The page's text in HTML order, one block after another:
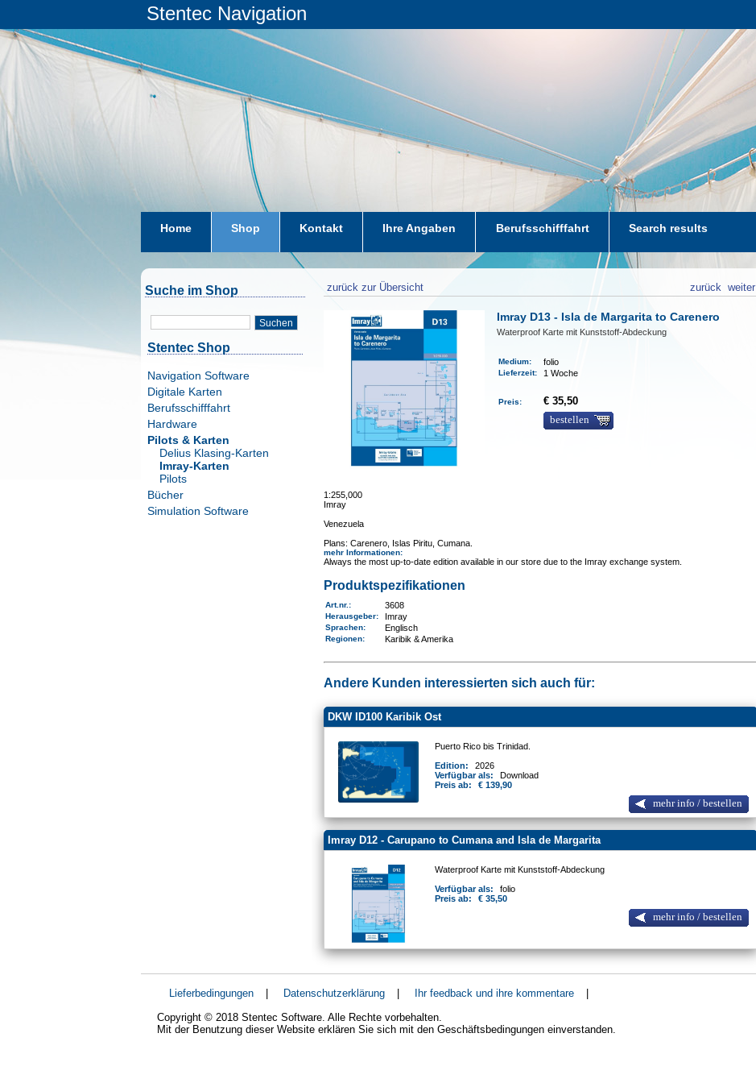
Stentec Navigation
Home Shop Kontakt Ihre Angaben Berufsschifffahrt Search results
Suche im Shop
Suchen
Stentec Shop
Navigation Software
Digitale Karten
Berufsschifffahrt
Hardware
Pilots & Karten
Delius Klasing-Karten
Imray-Karten
Pilots
Bücher
Simulation Software
zurück zur Übersicht weiter
zurück
Imray D13 - Isla de Margarita to Carenero
Waterproof Karte mit Kunststoff-Abdeckung
Medium: folio
Lieferzeit: 1 Woche
Preis:
€ 35,50
bestellen
1:255,000
Imray
Venezuela
Plans: Carenero, Islas Piritu, Cumana.
mehr Informationen:
Always the most up-to-date edition available in our store due to the Imray exchange system.
Produktspezifikationen
Art.nr. : 3608
Herausgeber: Imray
Sprachen: Englisch
Regionen: Karibik & Amerika
Andere Kunden interessierten sich auch für:
DKW ID100 Karibik Ost
Puerto Rico bis Trinidad.
Edition:
2026
Verfügbar als:
Download
Preis ab:
€ 139,90
mehr info / bestellen
Imray D12 - Carupano to Cumana and Isla de Margarita
Waterproof Karte mit Kunststoff-Abdeckung
Verfügbar als:
folio
Preis ab:
€ 35,50
mehr info / bestellen
Lieferbedingungen | Datenschutzerklärung | Ihr feedback und ihre kommentare
|
Copyright © 2018 Stentec Software. Alle Rechte vorbehalten.
Mit der Benutzung dieser Website erklären Sie sich mit den Geschäftsbedingungen einverstanden.